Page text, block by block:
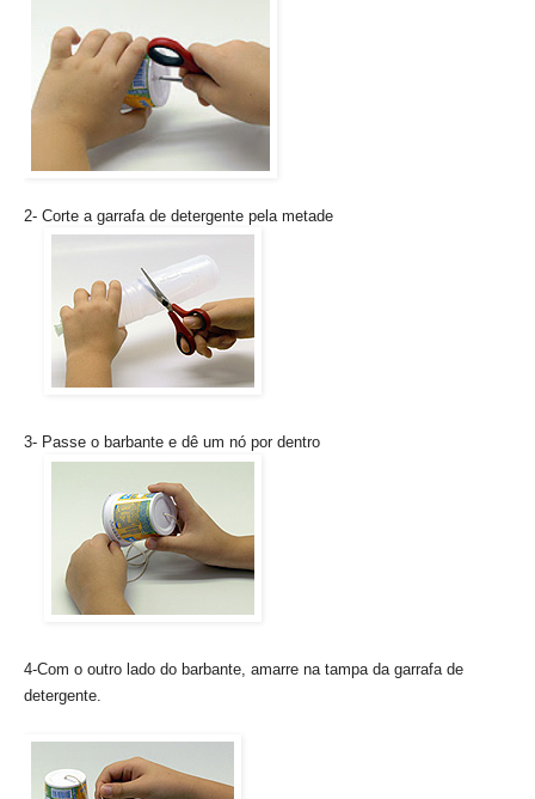
2- Corte a garrafa de detergente pela metade
3- Passe o barbante e dê um nó por dentro
4-Com o outro lado do barbante, amarre na tampa da garrafa de
detergente.